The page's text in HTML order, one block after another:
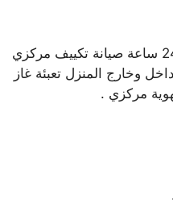
رقم فني مكيفات الصليبية الكويت فني تكييف مركزي هندي أو باكستاني 24 ساعة صيانة تكييف مركزي
وخارج المنزل تعبئة غاز
مركزي .